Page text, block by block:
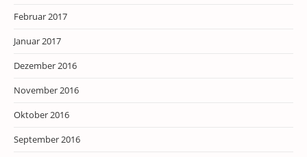
Februar 2017
Januar 2017
Dezember 2016
November 2016
Oktober 2016
September 2016